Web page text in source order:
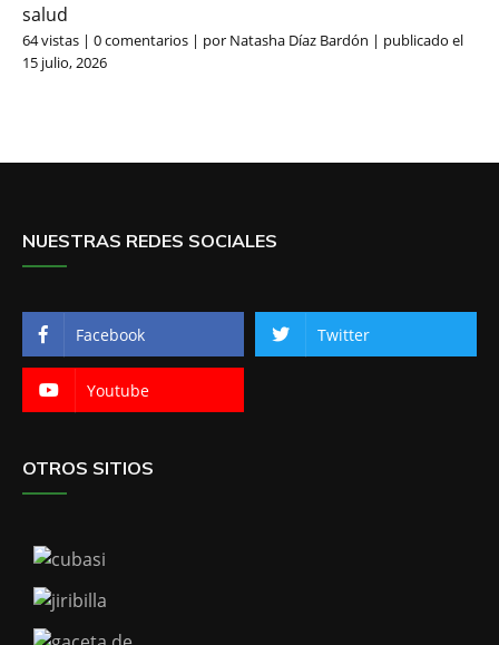
salud
64 vistas | 0 comentarios | por Natasha Díaz Bardón | publicado el
15 julio, 2026
NUESTRAS REDES SOCIALES
Facebook Twitter
Youtube
OTROS SITIOS